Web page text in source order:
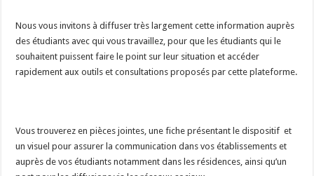
Nous vous invitons à diffuser très largement cette information auprès
des étudiants avec qui vous travaillez, pour que les étudiants qui le
souhaitent puissent faire le point sur leur situation et accéder
rapidement aux outils et consultations proposés par cette plateforme.
Vous trouverez en pièces jointes, une fiche présentant le dispositif et
un visuel pour assurer la communication dans vos établissements et
auprès de vos étudiants notamment dans les résidences, ainsi qu’un